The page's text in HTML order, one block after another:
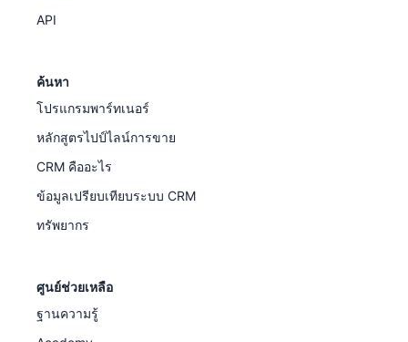
API
ค้นหา
โปรแกรมพาร์ทเนอร์
หลักสูตรไปป์ไลน์การขาย
CRM คืออะไร
ข้อมูลเปรียบเทียบระบบ CRM
ทรัพยากร
ศูนย์ช่วยเหลือ
ฐานความรู้